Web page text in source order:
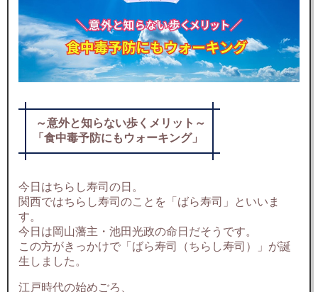
～意外と知らない歩くメリット～
「食中毒予防にもウォーキング」
今日はちらし寿司の日。
関西ではちらし寿司のことを「ばら寿司」といいま
す。
今日は岡山藩主・池田光政の命日だそうです。
この方がきっかけで「ばら寿司（ちらし寿司）」が誕
生しました。
江戸時代の始めごろ、